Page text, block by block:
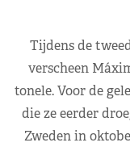
Tijdens de
verscheen
tonele. Voor de
die ze eerder
Zweden in